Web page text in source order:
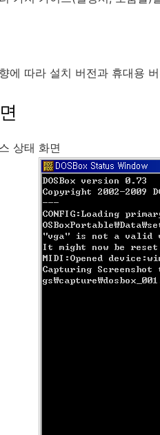
에 따라 설치 버전과 휴대용
상태 화면